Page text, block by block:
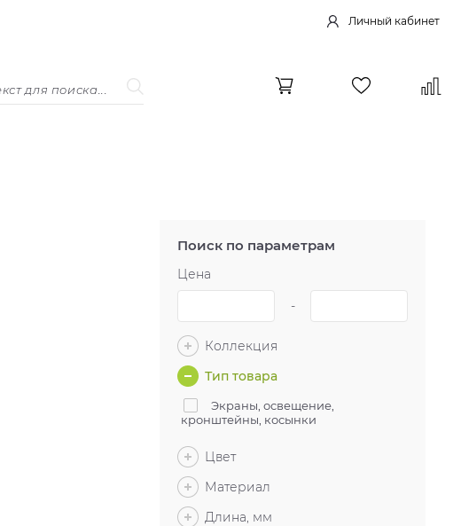
Личный кабинет
Поиск по параметрам
Цена
-
Коллекция
Тип товара
Экраны, освещение,
кронштейны, косынки
Цвет
Материал
Длина, мм